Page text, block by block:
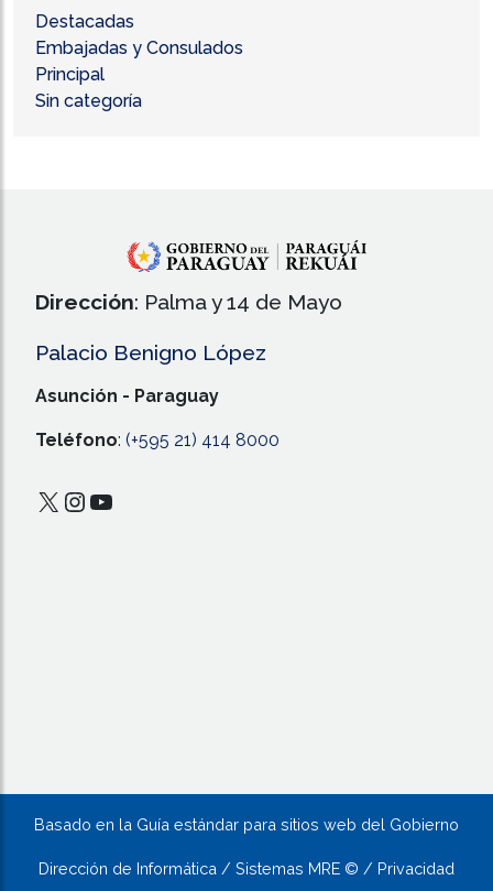
Destacadas
Embajadas y Consulados
Principal
Sin categoría
Dirección: Palma y 14 de Mayo
Palacio Benigno López
Asunción - Paraguay
Teléfono: (+595 21) 414 8000
X Instagram
YouTube
Basado en la Guía estándar para sitios web del Gobierno
Dirección de Informática / Sistemas MRE © / Privacidad